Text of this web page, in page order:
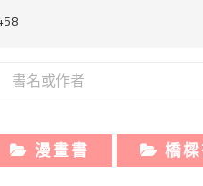
漫畫書 橋